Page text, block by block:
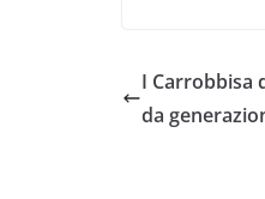
I Carrobbisa
da